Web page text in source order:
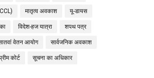
मातृत्व अवकाश यू-डायस
विदेश-हज यात्रा शपथ पत्र
वेतन आयोग सार्वजनिक अवकाश
कोर्ट सूचना का अधिकार